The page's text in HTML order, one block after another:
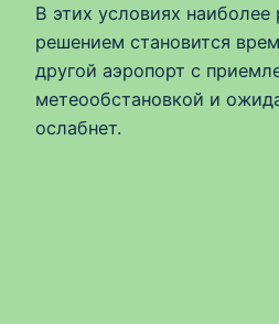
В этих условиях
решением становится
другой аэропорт с
метеообстановкой и
ослабнет.